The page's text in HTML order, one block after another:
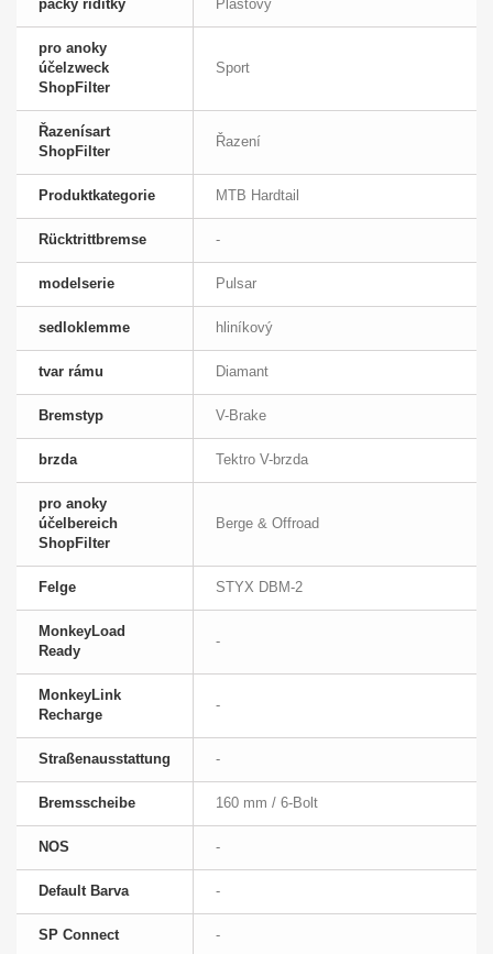
páčky řiditky Plastový
pro anoky
účelzweck
ShopFilter
Sport
Řazenísart
ShopFilter
Řazení
Produktkategorie MTB Hardtail
Rücktrittbremse -
modelserie Pulsar
sedloklemme hliníkový
tvar rámu Diamant
Bremstyp V-Brake
brzda Tektro V-brzda
pro anoky
účelbereich
ShopFilter
Berge & Offroad
Felge STYX DBM-2
MonkeyLoad
Ready
-
MonkeyLink
Recharge
-
Straßenausstattung -
Bremsscheibe 160 mm / 6-Bolt
NOS -
Default Barva -
SP Connect -